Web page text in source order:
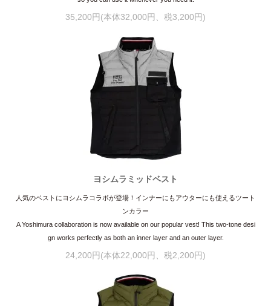
35,200円(本体32,000円、税3,200円)
ヨシムラミッドベスト
人気のベストにヨシムラコラボが登場！インナーにもアウターにも使えるツート
ンカラー
A Yoshimura collaboration is now available on our popular vest! This two-tone desi
gn works perfectly as both an inner layer and an outer layer.
24,200円(本体22,000円、税2,200円)